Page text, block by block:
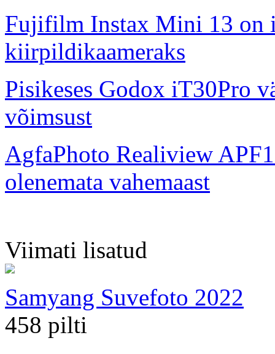
Fujifilm Instax Mini 13 on
kiirpildikaameraks
Pisikeses Godox iT30Pro
võimsust
AgfaPhoto Realiview
olenemata vahemaast
Viimati lisatud
Samyang Suvefoto 2022
458 pilti